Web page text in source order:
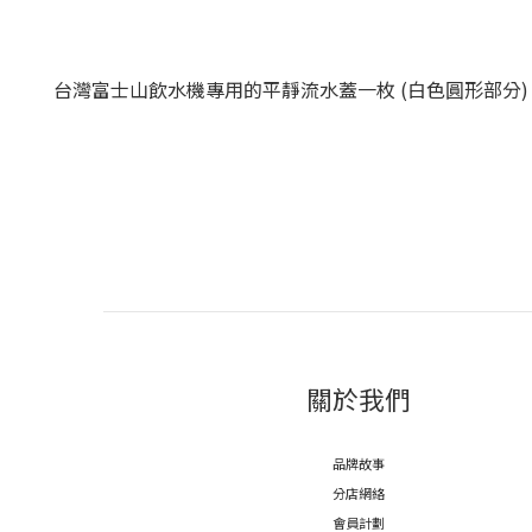
台灣富士山飲水機專用的平靜流水蓋一枚 (白色圓形部分)
關於我們
品牌故事
分店網絡
會員計劃